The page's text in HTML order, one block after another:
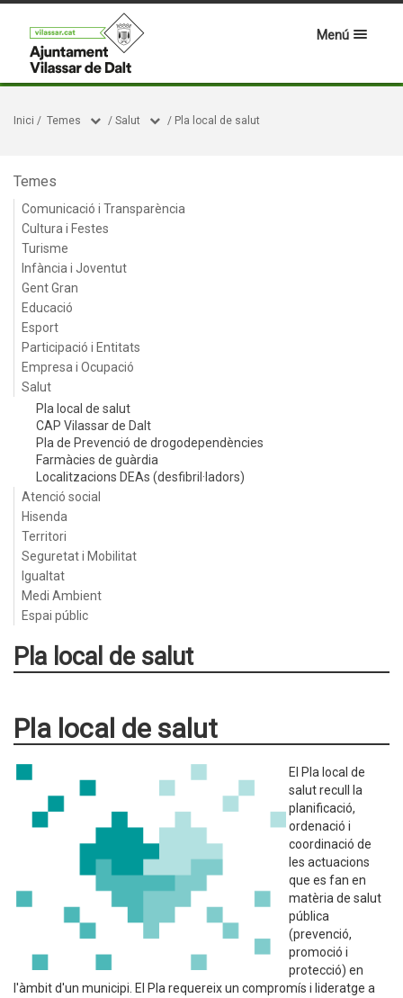
Menú
Inici / Temes / Salut / Pla local de salut
Temes
Comunicació i Transparència
Cultura i Festes
Turisme
Infància i Joventut
Gent Gran
Educació
Esport
Participació i Entitats
Empresa i Ocupació
Salut
Pla local de salut
CAP Vilassar de Dalt
Pla de Prevenció de drogodependències
Farmàcies de guàrdia
Localitzacions DEAs (desfibril·ladors)
Atenció social
Hisenda
Territori
Seguretat i Mobilitat
Igualtat
Medi Ambient
Espai públic
Pla local de salut
Pla local de salut
El Pla local de
salut recull la
planificació,
ordenació i
coordinació de
les actuacions
que es fan en
matèria de salut
pública
(prevenció,
promoció i
protecció) en
l'àmbit d'un municipi. El Pla requereix un compromís i lideratge a